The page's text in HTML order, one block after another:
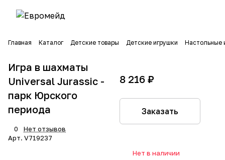
Главная Каталог Детские товары Детские игрушки Настольные
Игра в шахматы
Universal Jurassic -
парк Юрского
периода
0
Нет отзывов
Арт. V719237
8 216 ₽
Заказать
Нет в наличии